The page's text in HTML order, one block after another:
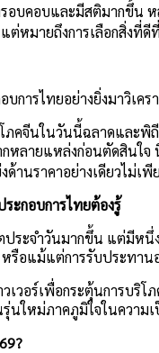
อบคอบและมีสติมากขึ้น
หมายถึงการเลือกสิ่งที่ดี
การไทยอย่างยิ่งมาวิเ
คจีนในวันนี้ฉลาดและพิ
หลายแหล่งก่อนตัดสิน
นราคาอย่างเดียวไม่เ
ะกอบการไทยต้องรู้
ประจำวันมากขึ้น แต่มีห
รือแม้แต่การรับประทา
เวอร์เพื่อกระตุ้นการบ
นใหม่ภาคภูมิใจในความ
?